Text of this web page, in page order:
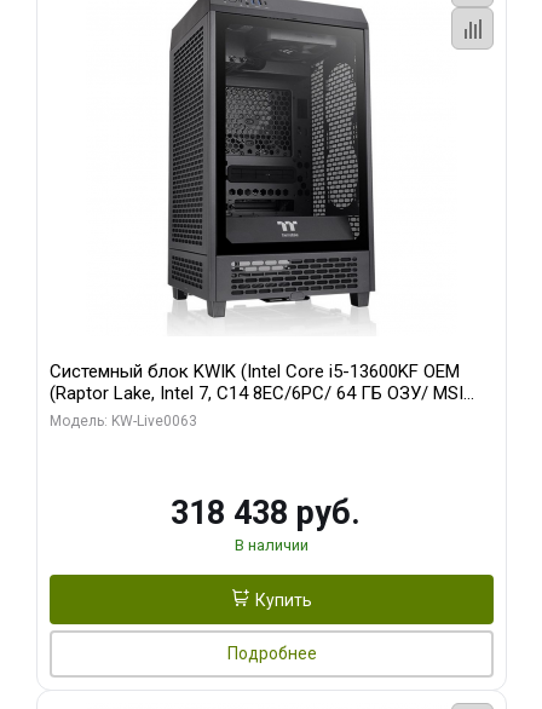
Системный блок KWIK (Intel Core i5-13600KF OEM
(Raptor Lake, Intel 7, C14 8EC/6PC/ 64 ГБ ОЗУ/ MSI
RTX5080 VENTUS 3X OC 16GB GDDR7 256bit 3xDP
Модель: KW-Live0063
318 438 руб.
В наличии
Купить
Подробнее